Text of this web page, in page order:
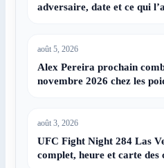
adversaire, date et ce qui
août 5, 2026
Alex Pereira prochain
novembre 2026 chez les
août 3, 2026
UFC Fight Night 284 Las
complet, heure et carte des